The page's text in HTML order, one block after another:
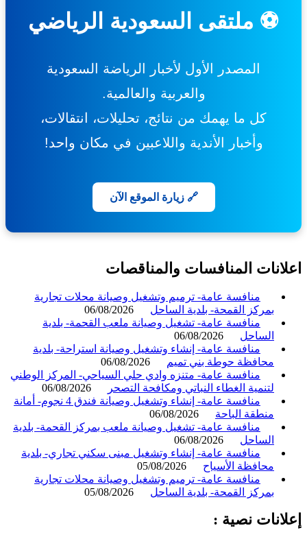
⚽ ملتقى السعودية الرياضي
المصدر الأول لأخبار الرياضة السعودية
والعربية والعالمية.
كل ما يهمك من نتائج، تحليلات، انتقالات،
وأخبار الأندية واللاعبين في مكان واحد!
🔗 زيارة الموقع الآن
المنافسات والمناقصات
منافسة عامة- ترميم وتشغيل وصيانة محلات تجارية
بمركز القمحة- بلدية الساحل
06/08/2026
منافسة عامة- تشغيل وصيانة ملعب القحمة- بلدية
الساحل
06/08/2026
منافسة عامة- إنشاء وتشغيل وصيانة استراحة- بلدية
محافظة حوطة بني تميم
06/08/2026
منافسة عامة- متنزه وادي حلي السياحي- المركز الوطني
لتنمية الغطاء النباتي ومكافحة التصحر
06/08/2026
منافسة عامة- إنشاء وتشغيل وصيانة فندق 4 نجوم- أمانة
منطقة الباحة
06/08/2026
منافسة عامة- تشغيل وصيانة ملعب بمركز القحمة- بلدية
الساحل
06/08/2026
منافسة عامة- إنشاء وتشغيل مبنى سكني تجاري- بلدية
محافظة الأسياح
05/08/2026
منافسة عامة- ترميم وتشغيل وصيانة محلات تجارية
بمركز القمحة- بلدية الساحل
05/08/2026
نصية :